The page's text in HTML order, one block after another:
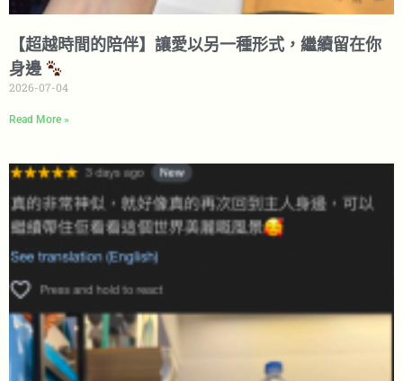
【超越時間的陪伴】讓愛以另一種形式，繼續留在你
身邊
2026-07-04
Read More »